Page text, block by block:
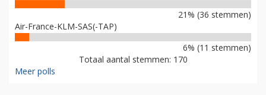
21% (36 stemmen)
Air-France-KLM-SAS(-TAP)
6% (11 stemmen)
Totaal aantal stemmen: 170
Meer polls